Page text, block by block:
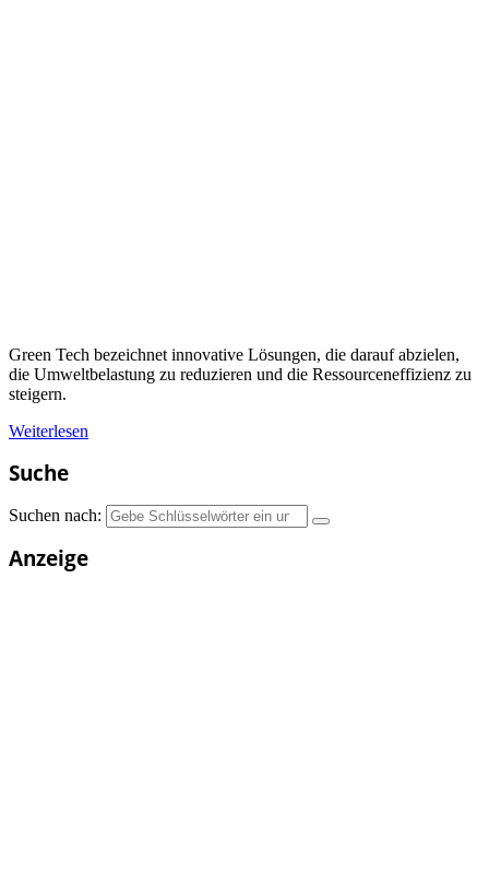
Green Tech bezeichnet innovative Lösungen, die darauf abzielen,
die Umweltbelastung zu reduzieren und die Ressourceneffizienz zu
steigern.
Weiterlesen
Suche
Suchen nach:
Anzeige